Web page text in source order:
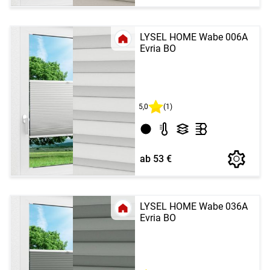
LYSEL HOME Wabe 006A
Evria BO
5,0 (1)
ab 53 €
LYSEL HOME Wabe 036A
Evria BO